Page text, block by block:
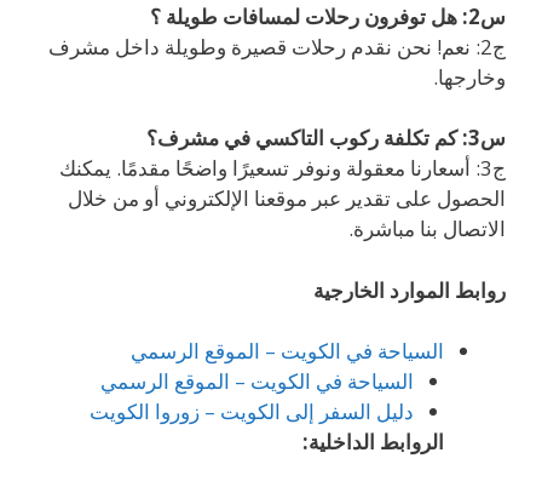
س2: هل توفرون رحلات لمسافات طويلة ؟
ج2: نعم! نحن نقدم رحلات قصيرة وطويلة داخل مشرف
وخارجها.
س3: كم تكلفة ركوب التاكسي في مشرف؟
ج3: أسعارنا معقولة ونوفر تسعيرًا واضحًا مقدمًا. يمكنك
الحصول على تقدير عبر موقعنا الإلكتروني أو من خلال
الاتصال بنا مباشرة.
روابط الموارد الخارجية
السياحة في الكويت – الموقع الرسمي
السياحة في الكويت – الموقع الرسمي
دليل السفر إلى الكويت – زوروا الكويت
الروابط الداخلية: